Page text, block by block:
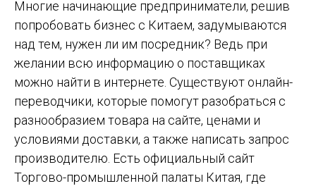
Многие начинающие предприниматели, решив
попробовать бизнес с Китаем, задумываются
над тем, нужен ли им посредник? Ведь при
желании всю информацию о поставщиках
можно найти в интернете. Существуют онлайн-
переводчики, которые помогут разобраться с
разнообразием товара на сайте, ценами и
условиями доставки, а также написать запрос
производителю. Есть официальный сайт
Торгово-промышленной палаты Китая, где